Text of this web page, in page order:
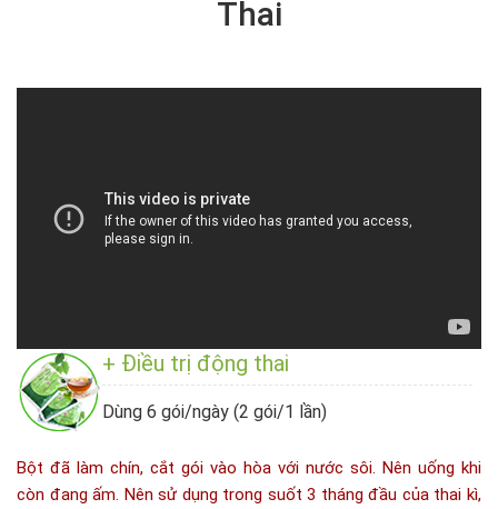
Thai
+ Điều trị động thai
Dùng 6 gói/ngày (2 gói/1 lần)
Bột đã làm chín, cắt gói vào hòa với nước sôi. Nên uống khi
còn đang ấm. Nên sử dụng trong suốt 3 tháng đầu của thai kì,